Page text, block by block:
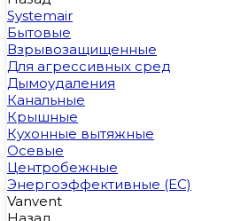
Systemair
Бытовые
Взрывозащищенные
Для агрессивных сред
Дымоудаления
Канальные
Крышные
Кухонные вытяжные
Осевые
Центробежные
Энергоэффективные (EC)
Vanvent